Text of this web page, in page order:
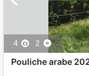
4 2
Pouliche arabe